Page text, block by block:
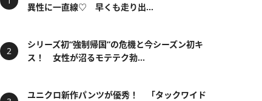
異性に一直線♡ 早くも走り出...
シリーズ初“強制帰国”の危機と今シーズン初キ
ス！ 女性が沼るモテテク勃...
ユニクロ新作パンツが優秀！ 「タックワイド